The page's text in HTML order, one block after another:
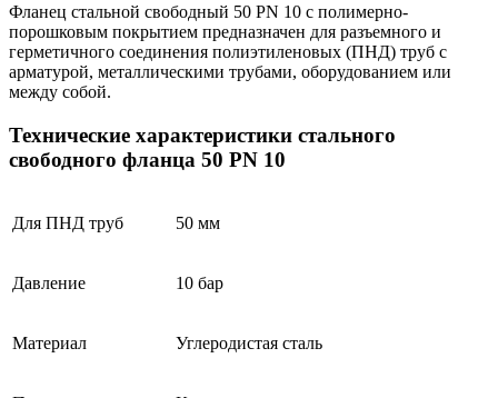
Фланец стальной свободный 50 PN 10 с полимерно-
порошковым покрытием предназначен для разъемного и
герметичного соединения полиэтиленовых (ПНД) труб с
арматурой, металлическими трубами, оборудованием или
между собой.
Технические характеристики стального
свободного фланца 50 PN 10
Для ПНД труб 50 мм
Давление 10 бар
Материал Углеродистая сталь